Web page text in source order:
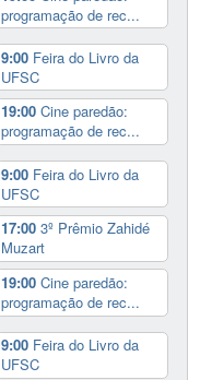
programação de rec...
9:00 Feira do Livro da
UFSC
19:00Cine paredão:
programação de rec...
9:00 Feira do Livro da
UFSC
17:003º Prêmio Zahidé
Muzart
19:00Cine paredão:
programação de rec...
9:00 Feira do Livro da
UFSC